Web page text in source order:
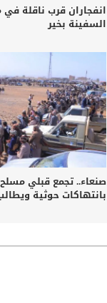
انفجاران قرب ناقلة
السفينة بخير
صنعاء.. تجمع قبلي
بانتهاكات حوثية